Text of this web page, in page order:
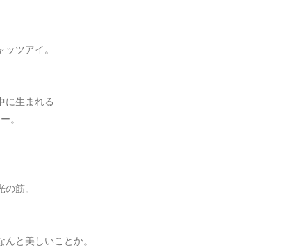
ツアイ。
に生まれる
。
筋。
と美しいことか。